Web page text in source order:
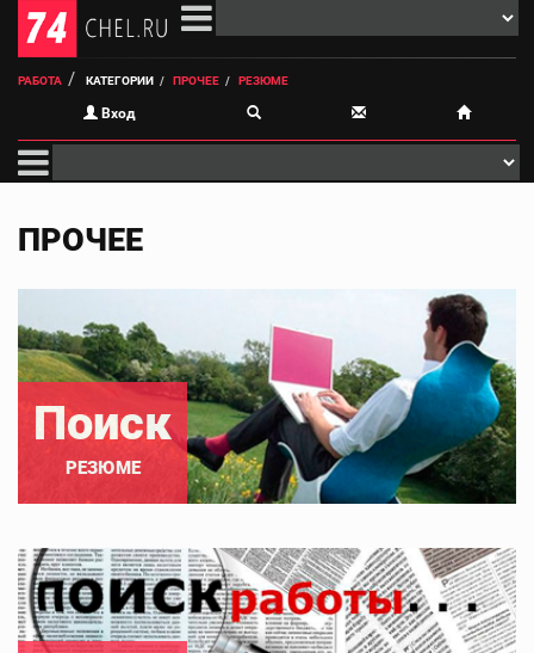
РАБОТА КАТЕГОРИИ ПРОЧЕЕ РЕЗЮМЕ
Вход
ПРОЧЕЕ
Поиск
РЕЗЮМЕ